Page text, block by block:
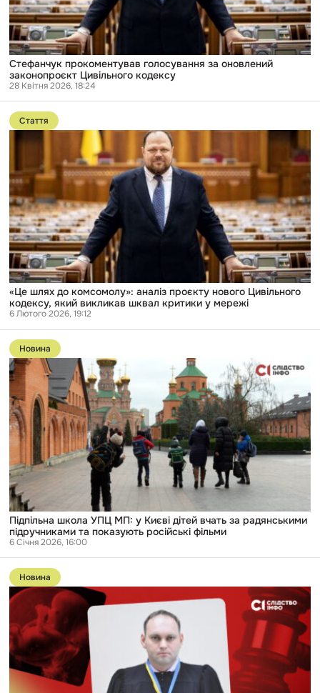
Стефанчук прокоментував голосування за оновлений
законопроєкт Цивільного кодексу
28 Квітня 2026, 18:24
Перейти
до
публікації
«Це
комсомолу»:
аналіз
проєкту
нового
Цивільного
кодексу,
який
викликав
шквал
критики
мережі
Стаття
«Це шлях до комсомолу»: аналіз проєкту нового Цивільного
кодексу, який викликав шквал критики у мережі
6 Лютого 2026, 19:12
Перейти
до
публікації
Підпільна
школа
УПЦ
МП:
Києві
дітей
вчать
за
радянськими
підручниками
та
показують
російські
фільми
Новина
Підпільна школа УПЦ МП: у Києві дітей вчать за радянськими
підручниками та показують російські фільми
6 Січня 2026, 16:00
Перейти
до
публікації
Суддя
Дніпра
прирівняв
ембріони
жінки
до
майна.
Новина